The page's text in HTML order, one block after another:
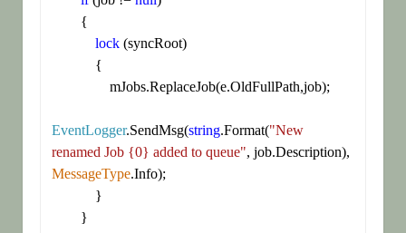
lock (syncRoot)
EventLogger.SendMsg(string.Format("New
renamed Job {0} added to queue"
MessageType.Info);